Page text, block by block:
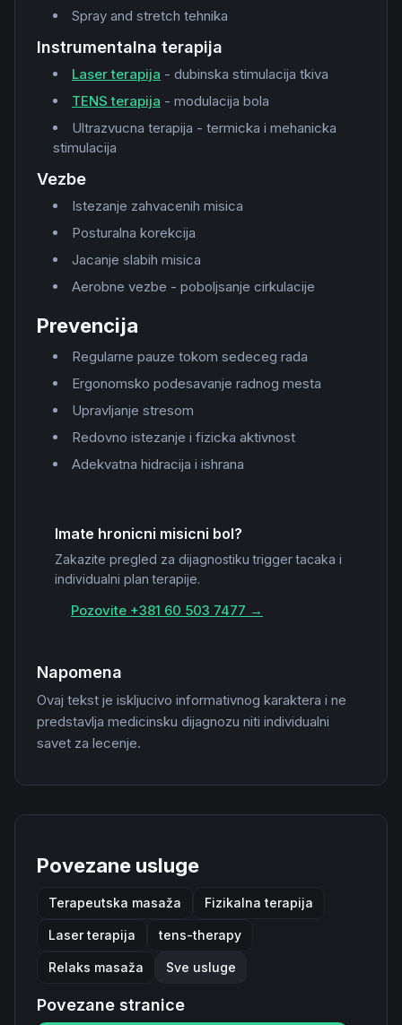
Spray and stretch tehnika
Instrumentalna terapija
Laser terapija - dubinska stimulacija tkiva
TENS terapija - modulacija bola
Ultrazvucna terapija - termicka i mehanicka
stimulacija
Vezbe
Istezanje zahvacenih misica
Posturalna korekcija
Jacanje slabih misica
Aerobne vezbe - poboljsanje cirkulacije
Prevencija
Regularne pauze tokom sedeceg rada
Ergonomsko podesavanje radnog mesta
Upravljanje stresom
Redovno istezanje i fizicka aktivnost
Adekvatna hidracija i ishrana
Imate hronicni misicni bol?
Zakazite pregled za dijagnostiku trigger tacaka i
individualni plan terapije.
Pozovite +381 60 503 7477 →
Napomena
Ovaj tekst je iskljucivo informativnog karaktera i ne
predstavlja medicinsku dijagnozu niti individualni
savet za lecenje.
Povezane usluge
Terapeutska masaža Fizikalna terapija
Laser terapija tens-therapy
Relaks masaža Sve usluge
Povezane stranice